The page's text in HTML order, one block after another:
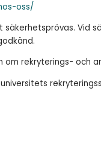
oss/
säkerhetsprövas. Vid
om rekryterings- och